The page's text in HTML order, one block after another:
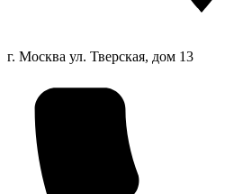
г. Москва ул. Тверская, дом 13